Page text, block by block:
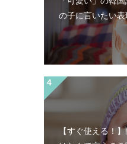
の子に言いたい
【すぐ使える！